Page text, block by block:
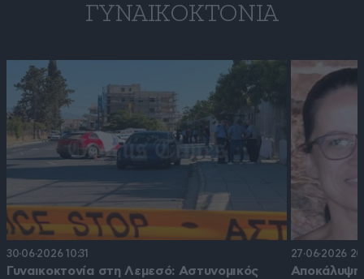
ΓΥΝΑΙΚΟΚΤΟΝΊΑ
30·06·2026 10:31
Γυναικοκτονία στη Λεμεσό: Αστυνομικός
27·06·2026
Αποκάλυψη